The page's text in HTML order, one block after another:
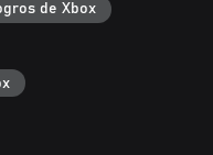
de Xbox